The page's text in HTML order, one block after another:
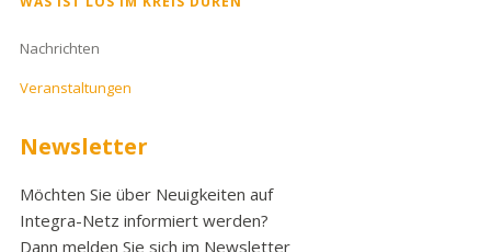
Nachrichten
Veranstaltungen
Newsletter
Möchten Sie über Neuigkeiten auf
Integra-Netz informiert werden?
Dann melden Sie sich im Newsletter